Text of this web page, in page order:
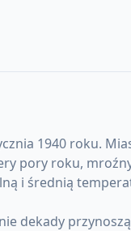
1940 roku.
pory roku,
i średnią
dekady